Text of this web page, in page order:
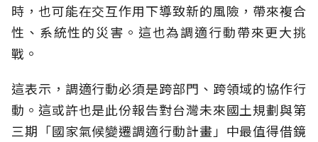
時，也可能在交互作用下導致新的風險，帶來複合
性、系統性的災害。這也為調適行動帶來更大挑
戰。
這表示，調適行動必須是跨部門、跨領域的協作行
動。這或許也是此份報告對台灣未來國土規劃與第
三期「國家氣候變遷調適行動計畫」中最值得借鏡